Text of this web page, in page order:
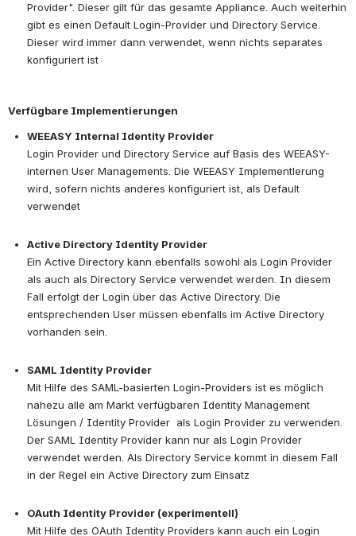
Provider". Dieser gilt für das gesamte Appliance. Auch weiterhin
gibt es einen Default Login-Provider und Directory Service.
Dieser wird immer dann verwendet, wenn nichts separates
konfiguriert ist
Verfügbare Implementierungen
WEEASY Internal Identity Provider
Login Provider und Directory Service auf Basis des WEEASY-
internen User Managements. Die WEEASY Implementlerung
wird, sofern nichts anderes konfiguriert ist, als Default
verwendet
Active Directory Identity Provider
Ein Active Directory kann ebenfalls sowohl als Login Provider
als auch als Directory Service verwendet werden. In diesem
Fall erfolgt der Login über das Active Directory. Die
entsprechenden User müssen ebenfalls im Active Directory
vorhanden sein.
SAML Identity Provider
Mit Hilfe des SAML-basierten Login-Providers ist es möglich
nahezu alle am Markt verfügbaren Identity Management
Lösungen / Identity Provider  als Login Provider zu verwenden.
Der SAML Identity Provider kann nur als Login Provider
verwendet werden. Als Directory Service kommt in diesem Fall
in der Regel ein Active Directory zum Einsatz
OAuth Identity Provider (experimentell)
Mit Hilfe des OAuth Identity Providers kann auch ein Login